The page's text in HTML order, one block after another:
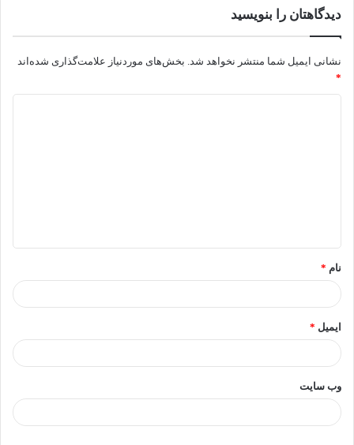
دیدگاهتان را بنویسید
نشانی ایمیل شما منتشر نخواهد شد. بخش‌های موردنیاز علامت‌گذاری شده‌اند
*
نام *
ایمیل *
وب‌ سایت